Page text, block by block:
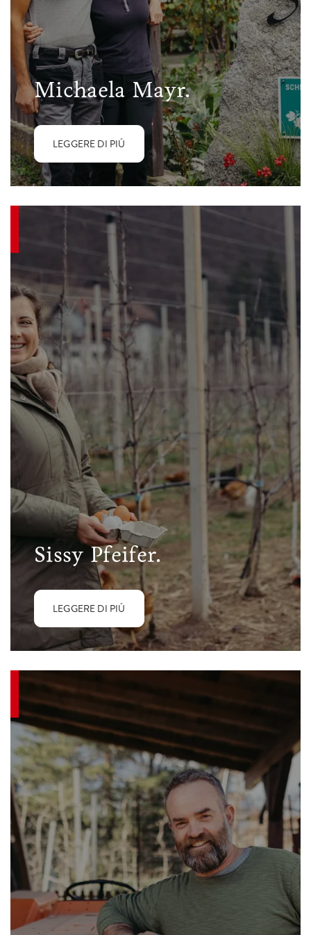
Michaela Mayr.
LEGGERE DI PIÚ
Sissy Pfeifer.
LEGGERE DI PIÚ